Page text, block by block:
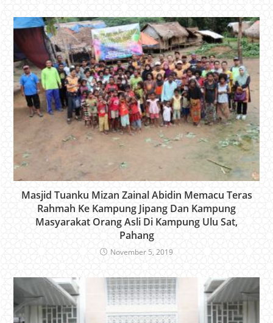
Masjid Tuanku Mizan Zainal Abidin Memacu Teras
Rahmah Ke Kampung Jipang Dan Kampung
Masyarakat Orang Asli Di Kampung Ulu Sat,
Pahang
November 5, 2019